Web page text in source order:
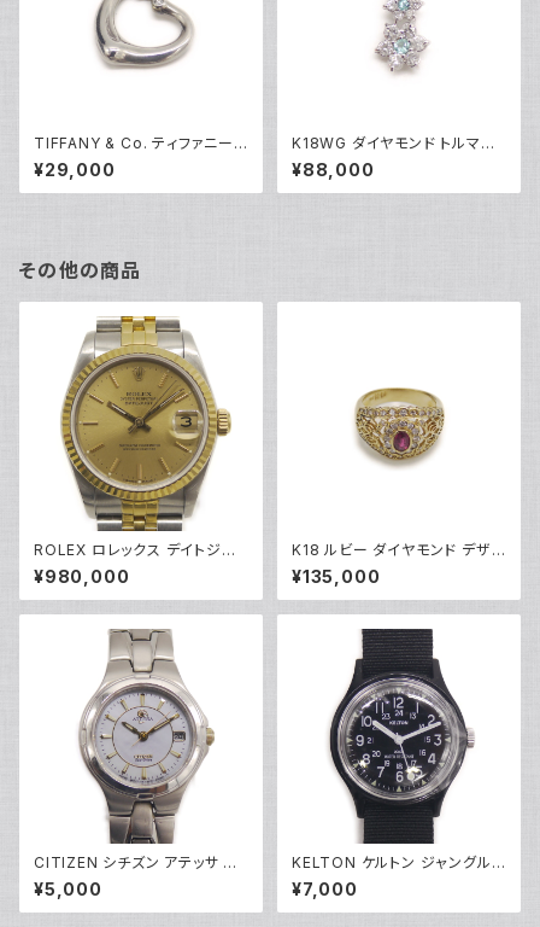
TIFFANY & Co. ティファニー
エレサペレッティ オープンハー
ト 1Pダイヤ ペンダント ネックレ
ス シルバー925 アズキチェーン
¥29,000
K18WG ダイヤモンド トルマリ
ン フラワーデザイン ペンダント
ネックレス 18金 ホワイトゴール
ド ベネチアンチェーン Y05100
¥88,000
その他の商品
ROLEX ロレックス デイトジャ
スト 68273 L番 自動巻き ゴー
ルド文字盤 Y05283
¥980,000
K18 ルビー ダイヤモンド デザイ
ンリング 18金 指輪 10号 Y052
45
¥135,000
CITIZEN シチズン アテッサ エ
コドライブ ソーラー レディース
ウォッチ E010-K17977 シェル
文字盤 Y05274
¥5,000
KELTON ケルトン ジャングル
キャンパー ウォッチ 手巻き時計
黒文字盤 9123222J Y05281
¥7,000